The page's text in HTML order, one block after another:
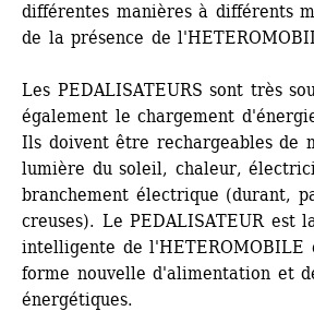
différentes manières à différents
de la présence de
Les PEDALISATEURS sont très
également le chargement
Ils doivent être rechargeables de
lumière du soleil, chaleur,
branchement électrique (durant,
creuses). Le PEDALISATEUR est
intelligente de
forme nouvelle d'alimentation et
énergétiques.